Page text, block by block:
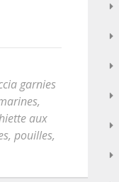
garnies
,
aux
, pouilles,